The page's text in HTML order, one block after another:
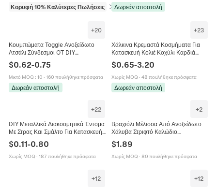
Κορυφή 10% Καλύτερες Πωλήσεις σε Μπρελόκ (γούρια)
Δωρεάν αποστολή
+20
Κουμπώματα Toggle Ανοξείδωτο
Ατσάλι Σύνδεσμοι OT DIY
Κοσμήματα Κολιέ Βραχιόλια
Επίχρυσα Καρδιά Μέλισσα Σχέδια
$0.62-0.75
Μικτό MOQ : 10 · 160 πουλήθηκε πρόσφατα
Δωρεάν αποστολή
+23
Χάλκινα Κρεμαστά Κοσμήματα Για
Κατασκευή Κολιέ Κοχύλι Καρδιά
Αστέρι Μέλισσα Ηλιοτρόπιο Ζιργκόν
Αξεσουάρ DIY
$0.65-3.20
Χωρίς MOQ · 48 πουλήθηκε πρόσφατα
Δωρεάν αποστολή
+22
DIY Μεταλλικά Διακοσμητικά Έντομα
Με Στρας Και Σμάλτο Για Κατασκευή
Κοσμημάτων Μέλισσα Λιβελλούλη
Αράχνη Διακόσμηση Παπουτσιών
Θήκης Κινητού
$0.11-0.80
Χωρίς MOQ · 187 πουλήθηκε πρόσφατα
+2
Βραχιόλι Μέλισσα Από Ανοξείδωτο
Χάλυβα Στριφτό Καλώδιο
Πολύχρωμο Ζιργκόν Κοσμήματα
Γυναικείο Κομψό Δώρο
$1.89
Χωρίς MOQ · 80 πουλήθηκε πρόσφατα
+12 +12